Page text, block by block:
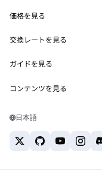
MetaMask Connect
Snaps
Web3サービス
セキュリティ
サポート
キャリア
お問い合わせ
価格を見る
イーサリアムの価格
Solanaの価格
Tetherの価格
交換レートを見る
ETH→USD
USDT→INR
BTC→INR
ETH→USDT
ガイドを見る
ETHの購入
USDTの購入
コンテンツを見る
Solanaウォレット
日本語